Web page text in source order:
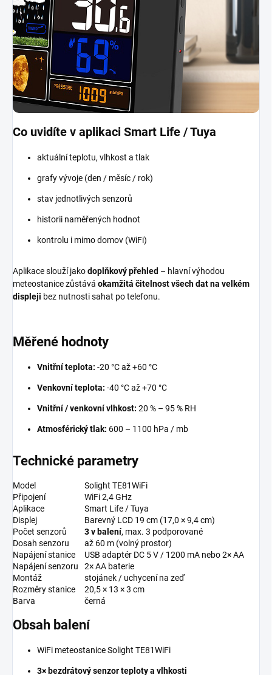
Co uvidíte v aplikaci Smart Life / Tuya
aktuální teplotu, vlhkost a tlak
grafy vývoje (den / měsíc / rok)
stav jednotlivých senzorů
historii naměřených hodnot
kontrolu i mimo domov (WiFi)
Aplikace slouží jakodoplňkový přehled – hlavní výhodou
meteostanice zůstává okamžitá čitelnost všech dat na velkém
displeji bez nutnosti sahat po telefonu.
Měřené hodnoty
Vnitřní teplota: -20 °C až +60 °C
Venkovní teplota: -40 °C až +70 °C
Vnitřní / venkovní vlhkost: 20 % – 95 % RH
Atmosférický tlak: 600 – 1100 hPa / mb
Technické parametry
Model
Solight TE81WiFi
Připojení
WiFi 2,4 GHz
Aplikace
Smart Life / Tuya
Displej
Barevný LCD 19 cm (17,0 × 9,4 cm)
Počet senzorů
3 v balení, max. 3 podporované
Dosah senzoru
až 60 m (volný prostor)
Napájení stanice
USB adaptér DC 5 V / 1200 mA nebo 2× AA
Napájení senzoru
2× AA baterie
Montáž
stojánek / uchycení na zeď
Rozměry stanice
20,5 × 13 × 3 cm
Barva
černá
Obsah balení
WiFi meteostanice Solight TE81WiFi
3× bezdrátový senzor teploty a vlhkosti